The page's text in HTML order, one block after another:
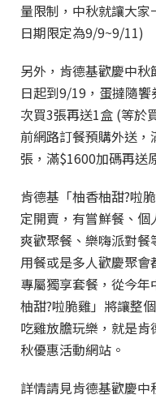
量限制，中秋就讓大
日期限定為9/9~9/11)
另外，肯德基歡慶中
日起到9/19，蛋撻隨
次買3張再送1盒 (等於
前網路訂餐預購外送
張，滿$1600加碼再送
肯德基「柚香柚甜?啦
定開賣，有嘗鮮餐、
爽歡聚餐、樂嗨派對
用餐或是多人歡慶聚會
專屬獨享套餐，從今
柚甜?啦脆雞」將讓整
吃雞放膽玩樂，就是
秋優惠活動網站。
詳情請見肯德基歡慶中